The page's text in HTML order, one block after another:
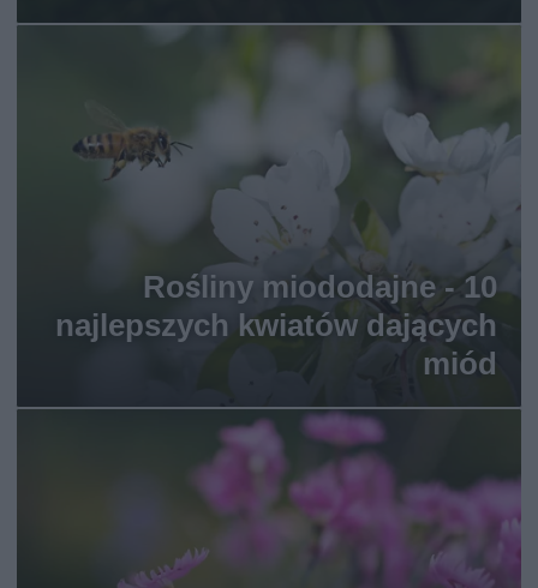
Rośliny miododajne - 10
najlepszych kwiatów dających
miód